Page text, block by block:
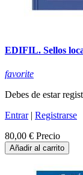
EDIFIL. Sellos
favorite
Debes de estar
Entrar| Registrarse
80,00 € Precio
Añadir al carrito